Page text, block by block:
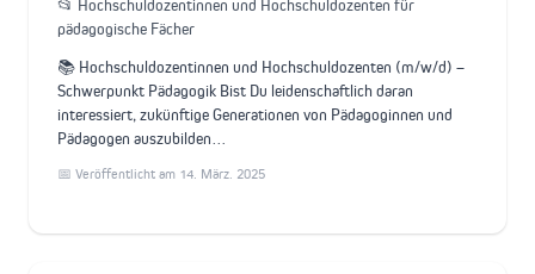
📂 Hochschuldozentinnen und Hochschuldozenten für
pädagogische Fächer
📚 Hochschuldozentinnen und Hochschuldozenten (m/w/d) –
Schwerpunkt Pädagogik Bist Du leidenschaftlich daran
interessiert, zukünftige Generationen von Pädagoginnen und
Pädagogen auszubilden…
📅 Veröffentlicht am 14. März. 2025